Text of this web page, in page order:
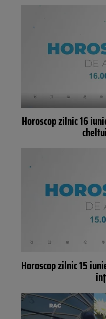
Horoscop zilnic 16
Horoscop zilnic 15